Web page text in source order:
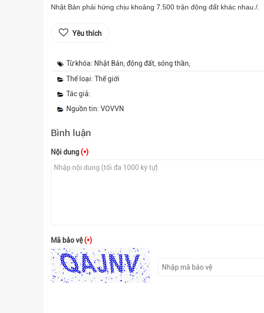
Nhật Bản phải hứng chịu khoảng 7.500 trận động đất khác nhau./.
Yêu thích
Từ khóa: Nhật Bản, động đất, sóng thần,
Thể loại: Thế giới
Tác giả:
Nguồn tin: VOVVN
Bình luận
Nội dung (*)
Mã bảo vệ(*)